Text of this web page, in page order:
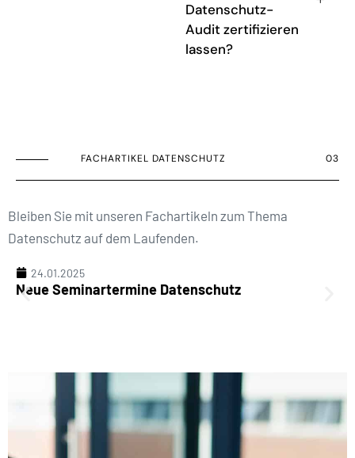
Datenschutz-
Audit zertifizieren
lassen?
FACHARTIKEL DATENSCHUTZ 03
Bleiben Sie mit unseren Fachartikeln zum Thema
Datenschutz auf dem Laufenden.
24.01.2025
Neue Seminartermine Datenschutz